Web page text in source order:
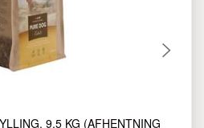
9,5 KG (AFHENTNING